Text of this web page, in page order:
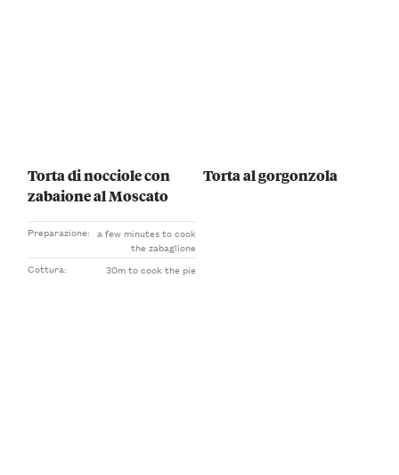
Torta di nocciole con
zabaione al Moscato
Preparazione: a few minutes to cook
the zabaglione
Cottura:
30m to cook the pie
Torta al gorgonzola